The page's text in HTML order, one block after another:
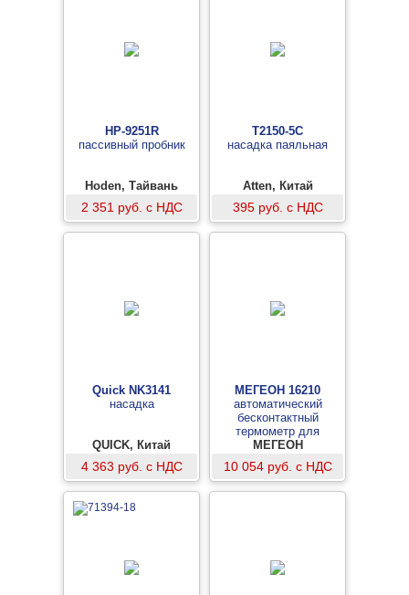
HP-9251R
пассивный пробник
Hoden, Тайвань
2 351 руб. с НДС
T2150-5C
насадка паяльная
Atten, Китай
395 руб. с НДС
Quick NK3141
насадка
QUICK, Китай
4 363 руб. с НДС
МЕГЕОН 16210
автоматический
бесконтактный
термометр для
контроля посетителей
МЕГЕОН
10 054 руб. с НДС